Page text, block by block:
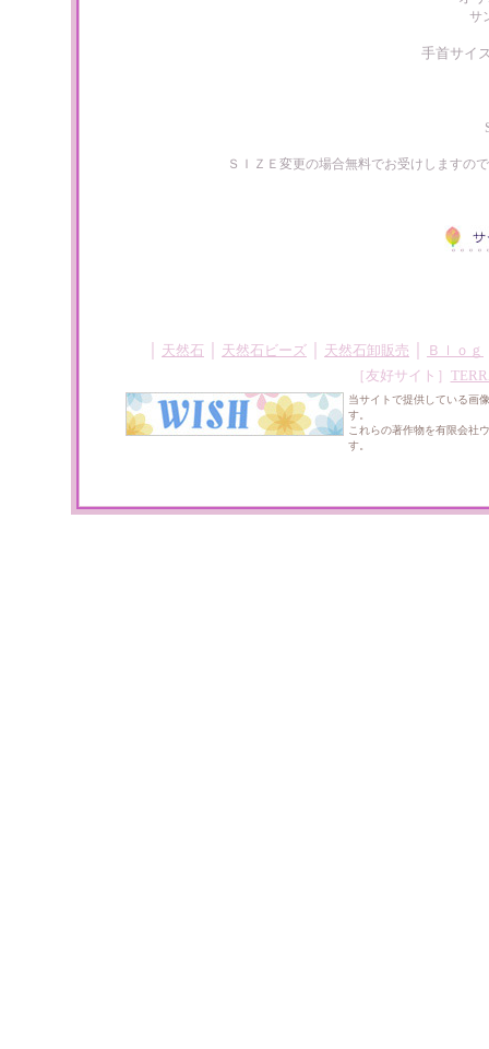
サ
手首サイ
ＳＩＺＥ変更の場合無料でお受けします
天然石 天然石ビーズ 天然石卸販売 Ｂｌｏｇ
［友好サイト］
当サイトで提供している画
す。
これらの著作物を有限会社
す。